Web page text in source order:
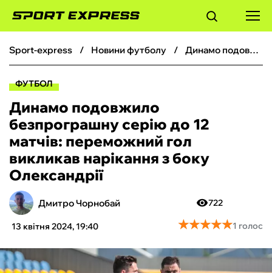
ФУТБОЛ
БОКС
ХОКЕЙ
ТЕНІС
КІБЕРСПОРТ
ЧС-2026
sport-express новини футболу Динамо подовжило безпрограшну серію до 12 матчів: переможний гол викликав нарікання з боку Олександрії
ФУТБОЛ
Динамо подовжило
безпрограшну серію до 12
матчів: переможний гол
викликав нарікання з боку
Олександрії
Дмитро Чорнобай
13 квітня 2024, 19:40
722
★★★★★
★★★★★1 голос